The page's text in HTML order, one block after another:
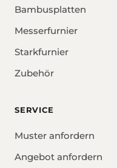
Bambusplatten
Messerfurnier
Starkfurnier
Zubehör
SERVICE
Muster anfordern
Angebot anfordern